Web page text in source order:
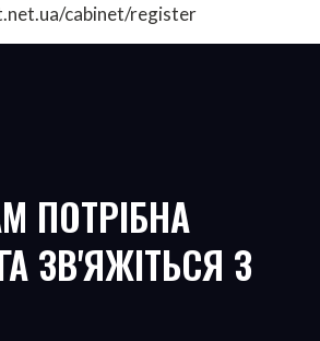
cabinet/register
ПОТРІБНА
ЗВ'ЯЖІТЬСЯ З